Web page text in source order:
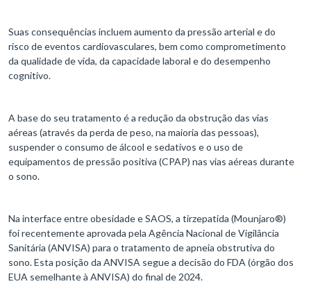
Suas consequências incluem aumento da pressão arterial e do
risco de eventos cardiovasculares, bem como comprometimento
da qualidade de vida, da capacidade laboral e do desempenho
cognitivo.
A base do seu tratamento é a redução da obstrução das vias
aéreas (através da perda de peso, na maioria das pessoas),
suspender o consumo de álcool e sedativos e o uso de
equipamentos de pressão positiva (CPAP) nas vias aéreas durante
o sono.
Na interface entre obesidade e SAOS, a tirzepatida (Mounjaro®)
foi recentemente aprovada pela Agência Nacional de Vigilância
Sanitária (ANVISA) para o tratamento de apneia obstrutiva do
sono. Esta posição da ANVISA segue a decisão do FDA (órgão dos
EUA semelhante à ANVISA) do final de 2024.